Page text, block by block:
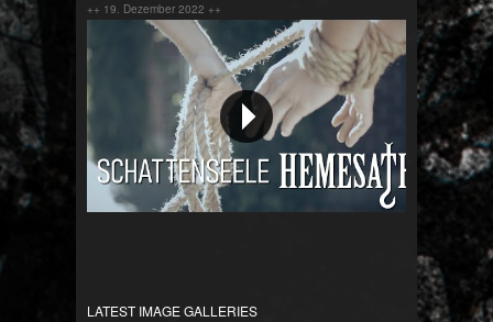
++ 19. Dezember 2022 ++
LATEST IMAGE GALLERIES